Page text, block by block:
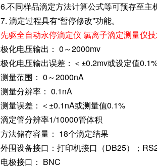
6.不同样品滴定方法计算公式等可预存至主
7. 滴定过程具有“暂停修改"功能。
先驱全自动永停滴定仪 氯离子滴定测量仪技
极化电压输出： 0～2000mv
极化电压输出误差：＜±0.2mv或设定值
测量范围： 0～2000nA
测量分辨率： 0.1nA
测量误差：＜±0.1nA或测量值0.1%
滴定管分辨率1/10000管体积
方法储存容量： 18个滴定结果
外围设备接口：打印机接口（DB25）；
电极接口： BNC